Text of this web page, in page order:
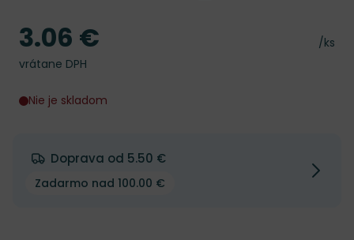
Cena
/ks
Cena
3.06 €
vrátane DPH
Nie je skladom
Doprava od 5.50 €
Zadarmo nad 100.00 €